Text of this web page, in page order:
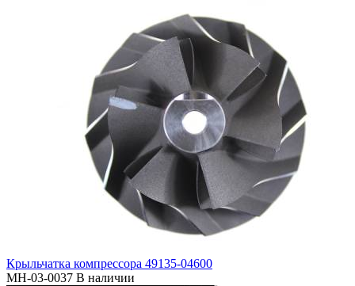
Крыльчатка компрессора 49135-04600
MH-03-0037 В наличии